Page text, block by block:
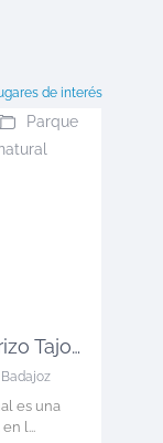
de interés
Parque Natural Transfronterizo Tajo ...
es una
l...
Parque